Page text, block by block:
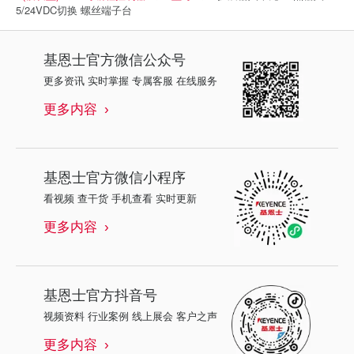
5/24VDC切换 螺丝端子台
基恩士官方微信公众号
更多资讯 实时掌握 专属客服 在线服务
更多内容
基恩士官方微信小程序
看视频 查干货 手机查看 实时更新
更多内容
基恩士官方抖音号
视频资料 行业案例 线上展会 客户之声
更多内容